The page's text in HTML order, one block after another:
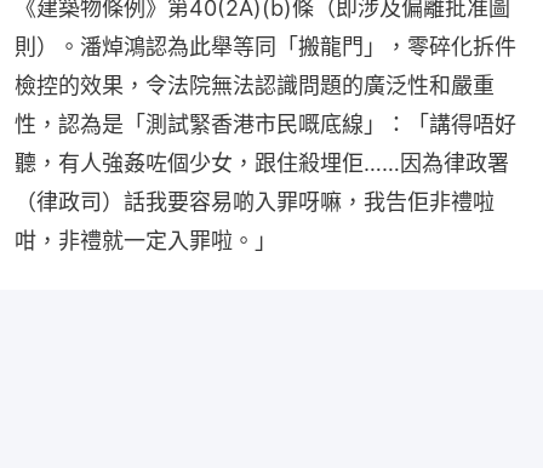
《建築物條例》第40(2A)(b)條（即涉及偏離批准圖
則）。潘焯鴻認為此舉等同「搬龍門」，零碎化拆件
檢控的效果，令法院無法認識問題的廣泛性和嚴重
性，認為是「測試緊香港市民嘅底線」：「講得唔好
聽，有人強姦咗個少女，跟住殺埋佢……因為律政署
（律政司）話我要容易啲入罪呀嘛，我告佢非禮啦
咁，非禮就一定入罪啦。」